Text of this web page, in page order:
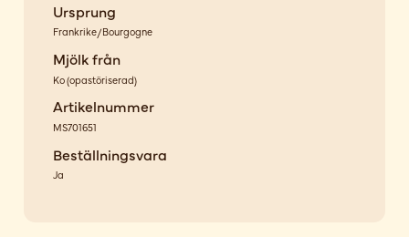
Ursprung
Frankrike/Bourgogne
Mjölk från
Ko(opastöriserad)
Artikelnummer
MS701651
Beställningsvara
Ja